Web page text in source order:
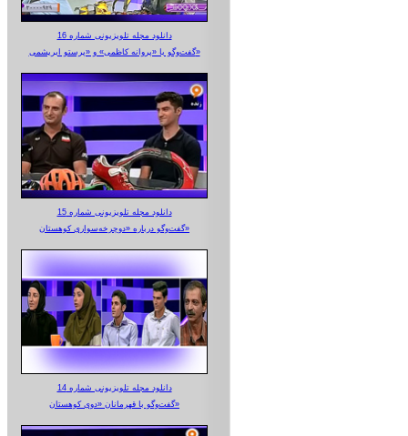
دانلود مجله تلویزیونی شماره 16
گفت‌وگو با «پروانه کاظمی» و «پرستو‌ ابریشمی»
دانلود مجله تلویزیونی شماره 15
گفت‌وگو درباره «دوچرخه‌سواری کوهستان»
دانلود مجله تلویزیونی شماره 14
گفت‌وگو با قهرمانان «دوی کوهستان»